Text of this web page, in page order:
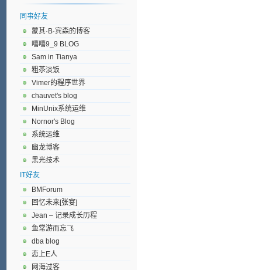
同事好友
蒙其·B·宾森的博客
嘻嘻9_9 BLOG
Sam in Tianya
粗苶淡饭
Vimer的程序世界
chauvet's blog
MinUnix系统运维
Nornor's Blog
系统运维
幽龙博客
黑光技术
IT好友
BMForum
回忆未来[张宴]
Jean – 记录成长历程
鱼常游而忘飞
dba blog
恋上E人
网海过客